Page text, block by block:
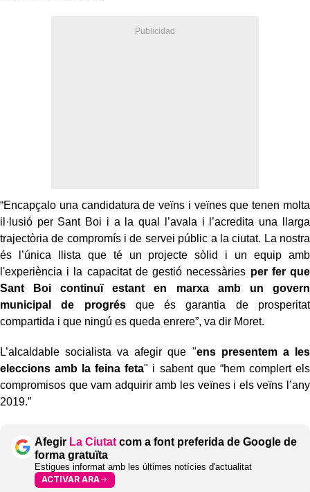
“Encapçalo una candidatura de veïns i veïnes que tenen molta
il·lusió per Sant Boi i a la qual l’avala i l’acredita una llarga
trajectòria de compromís i de servei públic a la ciutat. La nostra
és l’única llista que té un projecte sòlid i un equip amb
l'experiència i la capacitat de gestió necessàries per fer que
Sant Boi continuï estant en marxa amb un govern
municipal de progrésque és garantia de prosperitat
compartida i que ningú es queda enrere”, va dir Moret.
L’alcaldable socialista va afegir que "ens presentem a les
eleccions amb la feina feta" i sabent que “hem complert els
compromisos que vam adquirir amb les veïnes i els veïns l’any
2019.”
Afegir La Ciutat com a font preferida de Google de
forma gratuïta
Estigues informat amb les últimes notícies d'actualitat
ACTIVAR ARA